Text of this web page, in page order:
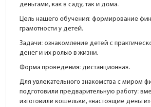
деньгами, как в саду, так и дома.
Цель нашего обучения: формирование
грамотности у детей.
Задачи: ознакомление детей с
денег и их ролью в жизни.
Форма проведения: дистанционная.
Для увлекательного знакомства с миром
подготовили предварительную работу:
изготовили кошельки, «настоящие деньги»